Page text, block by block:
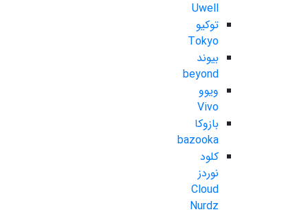
Uwell
توکیو
Tokyo
بیوند
beyond
ویوو
Vivo
بازوکا
bazooka
کلود
نوردز
Cloud
Nurdz